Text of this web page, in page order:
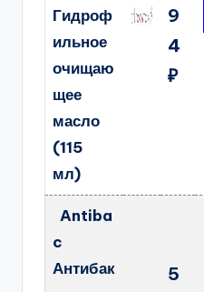
Гидроф
ильное
очищаю
щее
масло
(115
мл)
9
4
₽
Antiba
c
Антибак
5